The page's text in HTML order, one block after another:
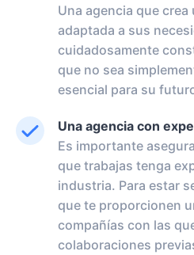
Una agencia que
adaptada a sus
cuidadosamente
que no sea
esencial para su
Una agencia con
Es importante
que trabajas tenga
industria. Para estar
que te proporcionen
compañías con las
colaboraciones